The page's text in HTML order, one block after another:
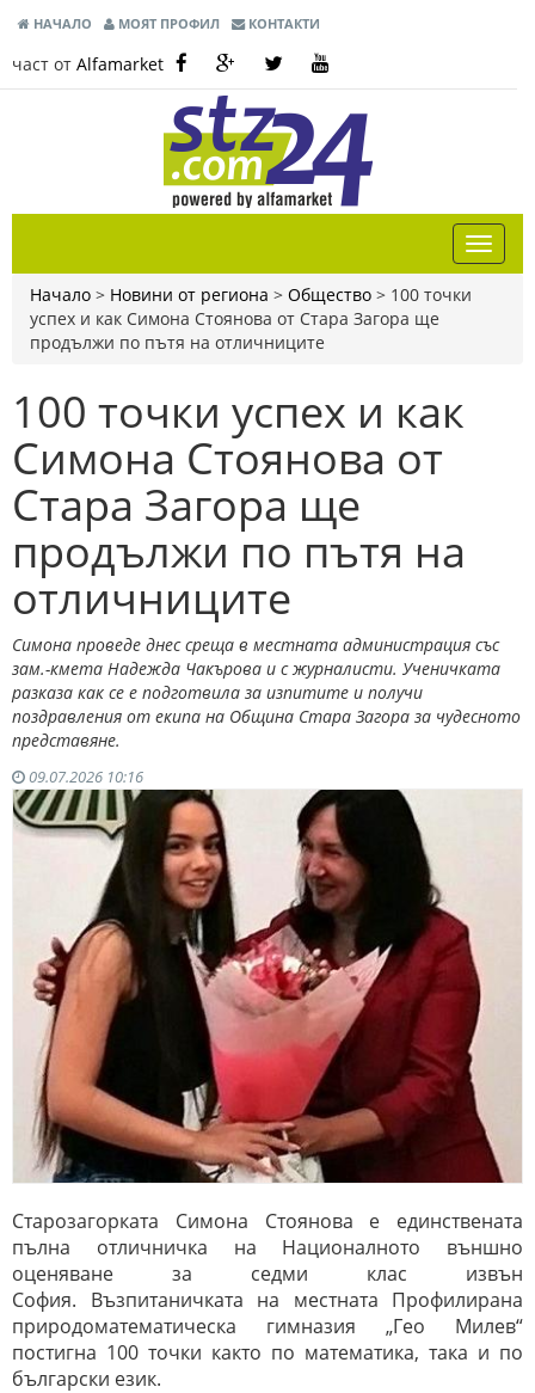
НАЧАЛО МОЯТ ПРОФИЛ КОНТАКТИ
част от Alfamarket
Начало > Новини от региона > Общество > 100 точки
успех и как Симона Стоянова от Стара Загора ще
продължи по пътя на отличниците
100 точки успех и как
Симона Стоянова от
Стара Загора ще
продължи по пътя на
отличниците
Симона проведе днес среща в местната администрация със
зам.-кмета Надежда Чакърова и с журналисти. Ученичката
разказа как се е подготвила за изпитите и получи
поздравления от екипа на Община Стара Загора за чудесното
представяне.
09.07.2026 10:16
Старозагорката Симона Стоянова е единствената
пълна отличничка на Националното външно
оценяване за седми клас извън
София. Възпитаничката на местната Профилирана
природоматематическа гимназия „Гео Милев“
постигна 100 точки както по математика, така и по
български език.